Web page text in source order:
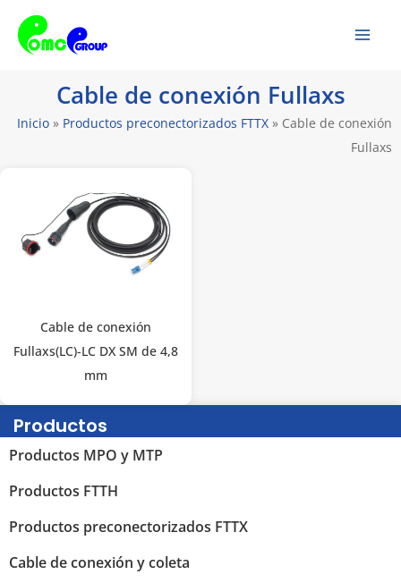
Saltar
contenido
Cable de conexión Fullaxs
Inicio » Productos preconectorizados FTTX » Cable de conexión
Fullaxs
Productos
Productos MPO y MTP
Productos FTTH
Productos preconectorizados FTTX
Cable de conexión y coleta
Cable de conexión
Fullaxs(LC)-LC DX SM de 4,8
mm